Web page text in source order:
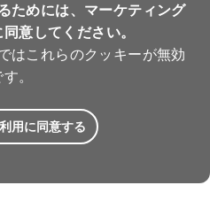
ためには、マーケティング
意してください。
はこれらのクッキーが無効
。
用に同意する